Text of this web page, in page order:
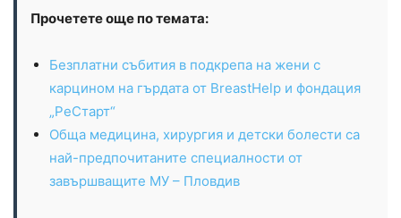
Прочетете още по темата:
Безплатни събития в подкрепа на жени с
карцином на гърдата от BreastHelp и фондация
„РеСтарт“
Обща медицина, хирургия и детски болести са
най-предпочитаните специалности от
завършващите МУ – Пловдив